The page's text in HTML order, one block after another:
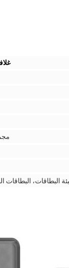
البطاقات، البطاقات